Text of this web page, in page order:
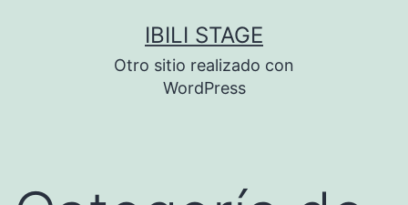
IBILI STAGE
Otro sitio realizado con
WordPress